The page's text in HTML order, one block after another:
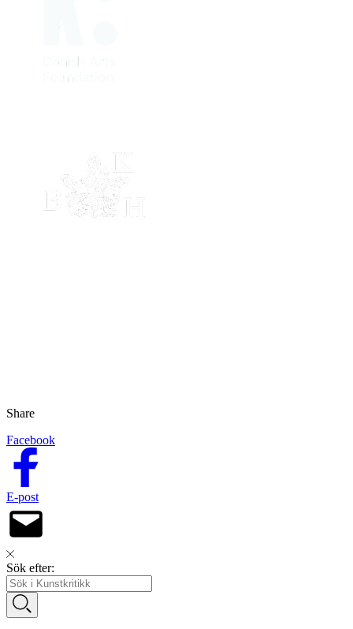
Share
Facebook
E-post
Sök efter: